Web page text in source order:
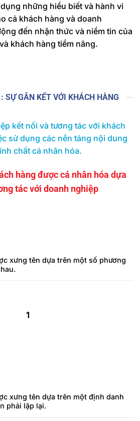
những hiểu biết và hành vi
cả khách hàng và doanh
đến nhận thức và niềm tin của
khách hàng tiềm năng.
SỰ GẮN KẾT VỚI KHÁCH HÀNG
kết nối và tương tác với khách
sử dụng các nền tảng nội dung
chất cá nhân hóa.
hàng được cá nhân hóa dựa
tác với doanh nghiệp
xưng tên dựa trên một số phương
1
xưng tên dựa trên một định danh
phải lặp lại.